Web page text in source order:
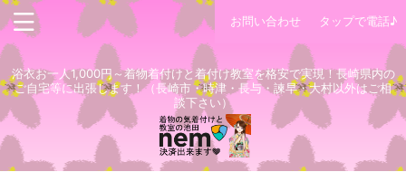
お問い合わせ タップで電話♪
浴衣お一人1,000円～着物着付けと着付け教室を格安で実現！長崎県内の
ご自宅等に出張します！（長崎市・時津・長与・諫早・大村以外はご相
談下さい）